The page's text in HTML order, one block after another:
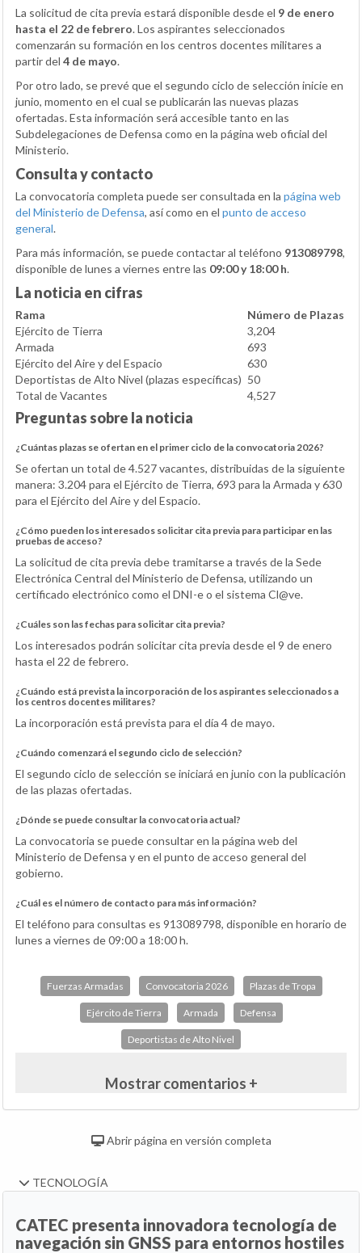
La solicitud de cita previa estará disponible desde el 9 de enero
hasta el 22 de febrero. Los aspirantes seleccionados
comenzarán su formación en los centros docentes militares a
partir del 4 de mayo.
Por otro lado, se prevé que el segundo ciclo de selección inicie en
junio, momento en el cual se publicarán las nuevas plazas
ofertadas. Esta información será accesible tanto en las
Subdelegaciones de Defensa como en la página web oficial del
Ministerio.
Consulta y contacto
La convocatoria completa puede ser consultada en la página web
del Ministerio de Defensa, así como en el punto de acceso
general.
Para más información, se puede contactar al teléfono 913089798,
disponible de lunes a viernes entre las 09:00 y 18:00 h.
La noticia en cifras
Rama
Número de Plazas
Ejército de Tierra
3,204
Armada
693
Ejército del Aire y del Espacio
630
Deportistas de Alto Nivel (plazas específicas) 50
Total de Vacantes
4,527
Preguntas sobre la noticia
¿Cuántas plazas se ofertan en el primer ciclo de la convocatoria 2026?
Se ofertan un total de 4.527 vacantes, distribuidas de la siguiente
manera: 3.204 para el Ejército de Tierra, 693 para la Armada y 630
para el Ejército del Aire y del Espacio.
¿Cómo pueden los interesados solicitar cita previa para participar en las
pruebas de acceso?
La solicitud de cita previa debe tramitarse a través de la Sede
Electrónica Central del Ministerio de Defensa, utilizando un
certificado electrónico como el DNI-e o el sistema Cl@ve.
¿Cuáles son las fechas para solicitar cita previa?
Los interesados podrán solicitar cita previa desde el 9 de enero
hasta el 22 de febrero.
¿Cuándo está prevista la incorporación de los aspirantes seleccionados a
los centros docentes militares?
La incorporación está prevista para el día 4 de mayo.
¿Cuándo comenzará el segundo ciclo de selección?
El segundo ciclo de selección se iniciará en junio con la publicación
de las plazas ofertadas.
¿Dónde se puede consultar la convocatoria actual?
La convocatoria se puede consultar en la página web del
Ministerio de Defensa y en el punto de acceso general del
gobierno.
¿Cuál es el número de contacto para más información?
El teléfono para consultas es 913089798, disponible en horario de
lunes a viernes de 09:00 a 18:00 h.
Fuerzas Armadas Convocatoria 2026 Plazas de Tropa
Ejército de Tierra Armada Defensa
Deportistas de Alto Nivel
Mostrar comentarios +
Abrir página en versión completa
TECNOLOGÍA
CATEC presenta innovadora tecnología de
navegación sin GNSS para entornos hostiles